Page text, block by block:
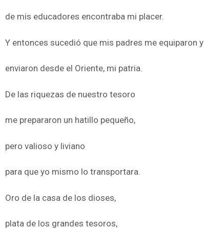
de mis educadores encontraba mi placer.
Y entonces sucedió que mis padres me equiparon y
enviaron desde el Oriente, mi patria.
De las riquezas de nuestro tesoro
me prepararon un hatillo pequeño,
pero valioso y liviano
para que yo mismo lo transportara.
Oro de la casa de los dioses,
plata de los grandes tesoros,